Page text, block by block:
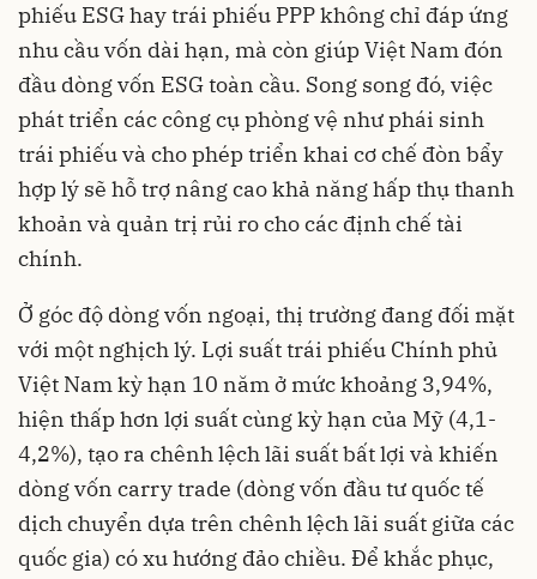
phiếu ESG hay trái phiếu PPP không chỉ đáp ứng
nhu cầu vốn dài hạn, mà còn giúp Việt Nam đón
đầu dòng vốn ESG toàn cầu. Song song đó, việc
phát triển các công cụ phòng vệ như phái sinh
trái phiếu và cho phép triển khai cơ chế đòn bẩy
hợp lý sẽ hỗ trợ nâng cao khả năng hấp thụ thanh
khoản và quản trị rủi ro cho các định chế tài
chính.
Ở góc độ dòng vốn ngoại, thị trường đang đối mặt
với một nghịch lý. Lợi suất trái phiếu Chính phủ
Việt Nam kỳ hạn 10 năm ở mức khoảng 3,94%,
hiện thấp hơn lợi suất cùng kỳ hạn của Mỹ (4,1-
4,2%), tạo ra chênh lệch lãi suất bất lợi và khiến
dòng vốn carry trade (dòng vốn đầu tư quốc tế
dịch chuyển dựa trên chênh lệch lãi suất giữa các
quốc gia) có xu hướng đảo chiều. Để khắc phục,